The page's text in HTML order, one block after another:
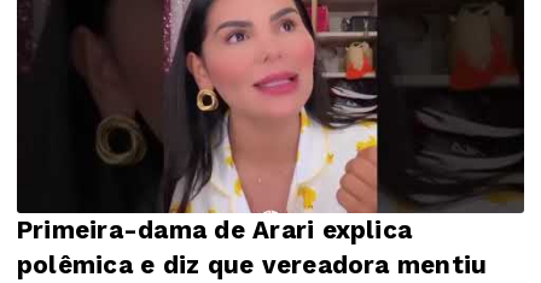
Primeira-dama de Arari explica
polêmica e diz que vereadora mentiu